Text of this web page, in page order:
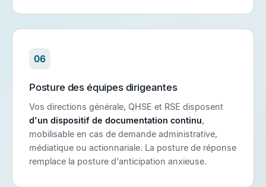
06
Posture des équipes dirigeantes
Vos directions générale, QHSE et RSE disposent
d'un dispositif de documentation continu,
mobilisable en cas de demande administrative,
médiatique ou actionnariale. La posture de réponse
remplace la posture d'anticipation anxieuse.